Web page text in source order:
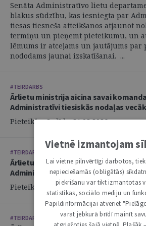
Senāta Administratīvo lietu
blakus sūdzību, kas iesniegta par
tiesas tiesneša atteikšanos atjaunot
termiņu un pieņemt pieteikumu, un
lēmums ir atceļams un jautājums
nododams jaunai izskatīšanai. ...
#TEIRDARBS
Ārlietu ministrija aicina savai
Administratīvi tiesiskās nodaļas
Pieteikšanās līdz: 21.08.2026.
#TEIRDARBS
Ārlietu ministrija aicina savai
Administratīvi tiesiskās nodaļas
Pieteikšanās līdz: 21.08.2026.
#TEIRDARBS
Vietnē izmantojam
Lai vietne pilnvērtīgi darbotos,
nepieciešamās (obligātās)
piekrišanu var tikt izmantotas
statistikas, sociālo mediju un
Papildinformācijai atveriet
varat jebkurā brīdī mainīt